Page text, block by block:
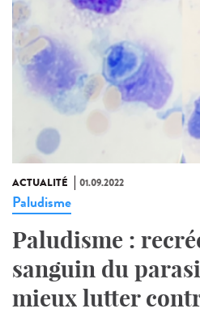
ACTUALITÉ 01.09.2022
Paludisme
Paludisme :
sanguin du
mieux lutter